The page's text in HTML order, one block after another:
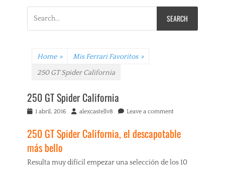
for:
Home » Mis Ferrari Favoritos »
250 GT Spider California
250 GT Spider California
Posted1 abril, 2016 Author
alexcastellv8 Leave a comment
250 GT Spider California, el descapotable
más bello
Resulta muy difícil empezar una selección de los 10